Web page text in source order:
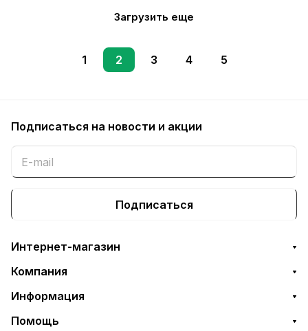
Загрузить еще
1 2 3 4 5
Подписаться на новости и акции
Подписаться
Интернет-магазин
Компания
Информация
Помощь